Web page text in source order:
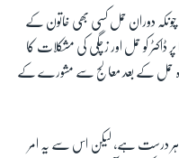
چونکہ دوران حمل کسی بھی خاتون کے
کو حمل اور زچگی کی مشکلات کا
وہ حمل کے بعد معالج سے مشورے کے
درست ہے، لیکن اس سے یہ امر